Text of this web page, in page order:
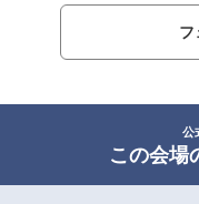
フ
公
この会場